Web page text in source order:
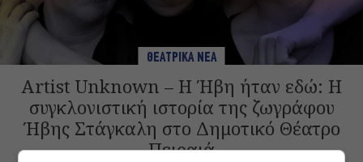
ΘΕΑΤΡΙΚΑ ΝΕΑ
Artist Unknown – Η Ήβη ήταν εδώ: Η
συγκλονιστική ιστορία της ζωγράφου
Ήβης Στάγκαλη στο Δημοτικό Θέατρο
Πειραιά